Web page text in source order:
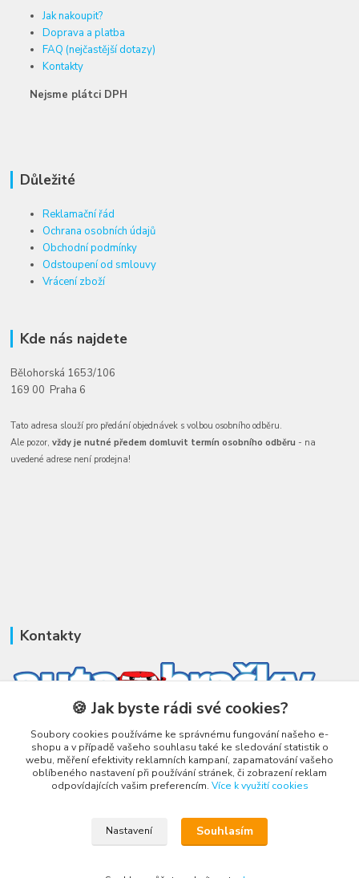
Jak nakoupit?
Doprava a platba
FAQ (nejčastější dotazy)
Kontakty
Nejsme plátci DPH
Důležité
Reklamační řád
Ochrana osobních údajů
Obchodní podmínky
Odstoupení od smlouvy
Vrácení zboží
Kde nás najdete
Bělohorská 1653/106
169 00 Praha 6
Tato adresa slouží pro předání objednávek s volbou osobního odběru.
Ale pozor,vždy je nutné předem domluvit termín osobního odběru - na
uvedené adrese není prodejna!
Kontakty
Honza Adámek
+420 775 231 066
(Po-Ne, 9-21 hod.)
honza@autahracky.cz
🍪 Jak byste rádi své cookies?
Soubory cookies používáme ke správnému fungování našeho e-
shopu a v případě vašeho souhlasu také ke sledování statistik o
webu, měření efektivity reklamních kampaní, zapamatování vašeho
oblíbeného nastavení při používání stránek, či zobrazení reklam
odpovídajících vašim preferencím. Více k využití cookies
Nastavení Souhlasím